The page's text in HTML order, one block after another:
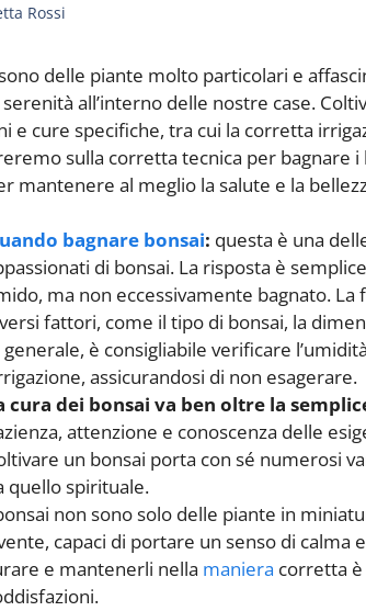
Rossi
delle piante molto particolari e
all’interno delle nostre case.
e cure specifiche, tra cui la corretta
sulla corretta tecnica per bagnare
mantenere al meglio la salute e la
bagnare bonsai: questa è una
di bonsai. La risposta è
ma non eccessivamente bagnato.
fattori, come il tipo di bonsai, la
generale, è consigliabile verificare
assicurandosi di non esagerare.
cura dei bonsai va ben oltre la
attenzione e conoscenza delle
un bonsai porta con sé numerosi
quello spirituale.
non sono solo delle piante in
capaci di portare un senso di calma
e mantenerli nella maniera corretta